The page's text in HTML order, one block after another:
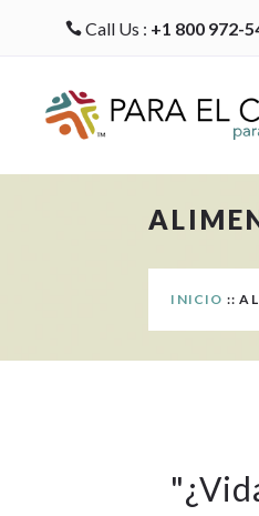
Call Us : +1 800 972-
INICIO ::
"